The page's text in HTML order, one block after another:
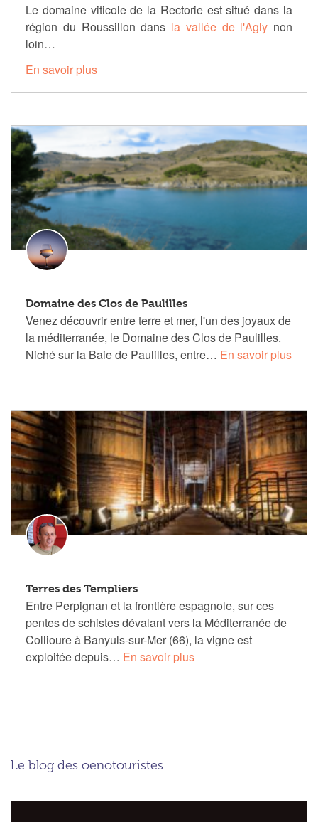
Le domaine viticole de la Rectorie est situé dans la
région du Roussillon dans la vallée de l'Agly non
loin…
En savoir plus
Domaine des Clos de Paulilles
Venez découvrir entre terre et mer, l'un des joyaux de
la méditerranée, le Domaine des Clos de Paulilles.
Niché sur la Baie de Paulilles, entre… En savoir plus
Terres des Templiers
Entre Perpignan et la frontière espagnole, sur ces
pentes de schistes dévalant vers la Méditerranée de
Collioure à Banyuls-sur-Mer (66), la vigne est
exploitée depuis… En savoir plus
Le blog des oenotouristes